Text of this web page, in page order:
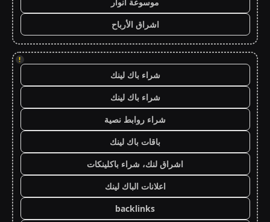
اشراق الأرباح
!
شراء باك لينك
شراء باك لينك
شراء روابط نصية
باقات باك لينك
اشراق لنك، شراء باكلينكات
اعلانات الباك لينك
backlinks